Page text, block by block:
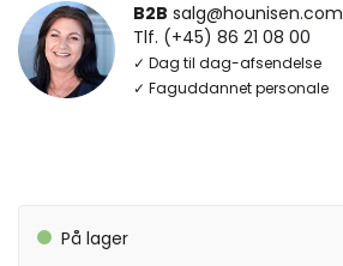
B2B salg@hounisen.com
Tlf. (+45) 86 21 08 00
✓ Dag til dag-afsendelse
✓ Faguddannet personale
På lager